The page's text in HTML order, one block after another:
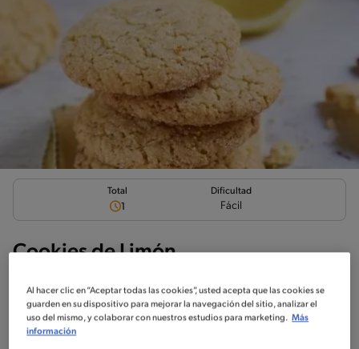
Total
1
Dificultad
Fácil
Cookies de Limón
Ingredientes
Al hacer clic en “Aceptar todas las cookies”, usted acepta que las cookies se
guarden en su dispositivo para mejorar la navegación del sitio, analizar el
uso del mismo, y colaborar con nuestros estudios para marketing. Más
información